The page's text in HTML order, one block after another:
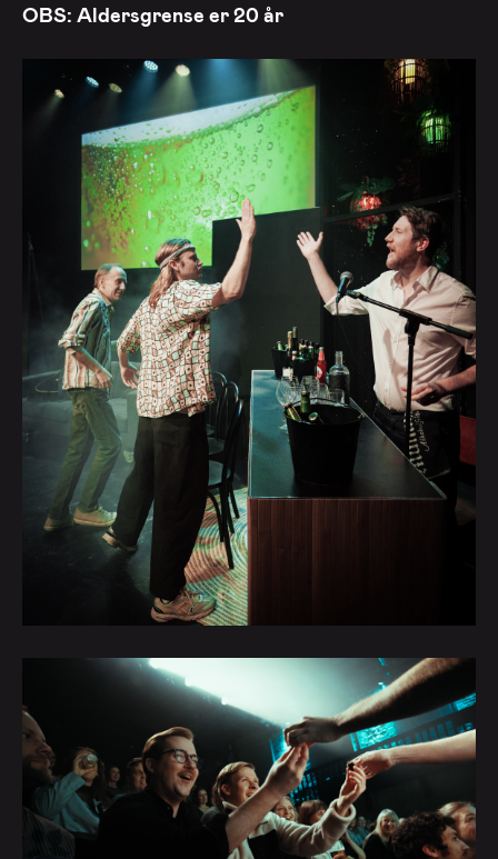
OBS: Aldersgrense er 20 år